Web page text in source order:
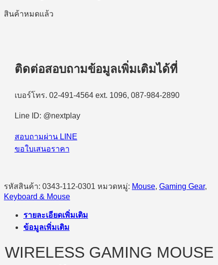
สินค้าหมดแล้ว
ติดต่อสอบถามข้อมูลเพิ่มเติมได้ที่
เบอร์โทร. 02-491-4564 ext. 1096, 087-984-2890
Line ID: @nextplay
สอบถามผ่าน LINE
ขอใบเสนอราคา
รหัสสินค้า: 0343-112-0301 หมวดหมู่: Mouse, Gaming Gear,
Keyboard & Mouse
รายละเอียดเพิ่มเติม
ข้อมูลเพิ่มเติม
WIRELESS GAMING MOUSE